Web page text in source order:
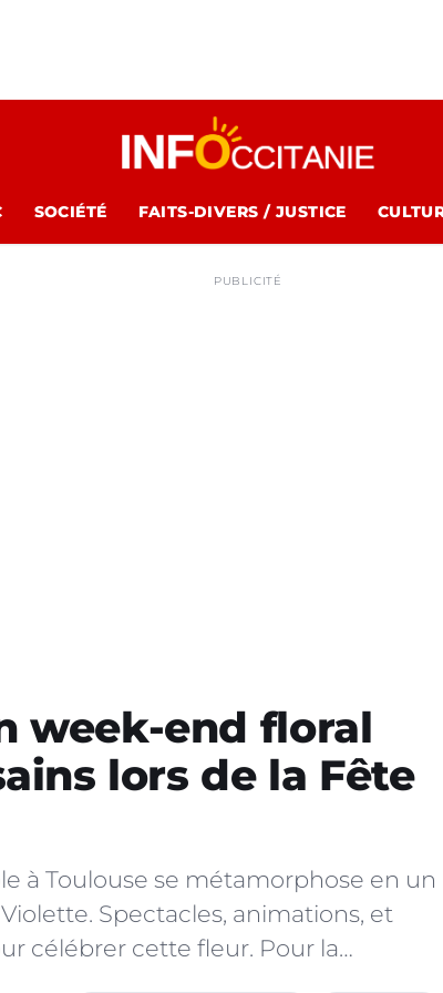
SOCIÉTÉ FAITS-DIVERS / JUSTICE
PUBLICITÉ
week-end floral
lors de la Fête
à Toulouse se métamorphose en un
Spectacles, animations, et
célébrer cette fleur. Pour la…